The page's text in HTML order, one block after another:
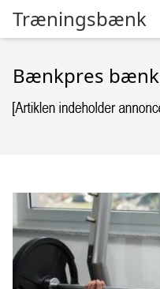
Træningsbænk
Bænkpres bænk